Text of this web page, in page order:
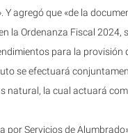
agregó que «de la
la Ordenanza Fiscal 2024,
para la provisión
se efectuará
natural, la cual actuará
por Servicios de